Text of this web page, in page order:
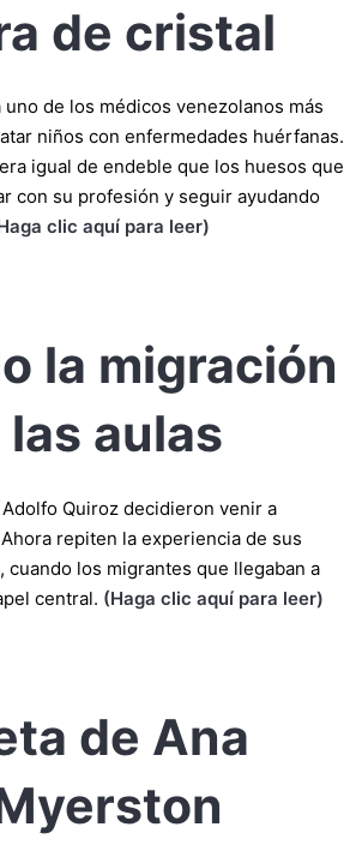
de cristal
uno de los médicos venezolanos más
niños con enfermedades huérfanas.
igual de endeble que los huesos que
con su profesión y seguir ayudando
clic aquí para leer)
la migración
aulas
Quiroz decidieron venir a
repiten la experiencia de sus
cuando los migrantes que llegaban a
central. (Haga clic aquí para leer)
de Ana